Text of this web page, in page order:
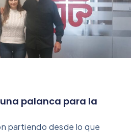
una palanca para la
partiendo desde lo que